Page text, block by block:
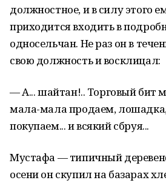
должностное, и в силу этого
приходится входить в
односельчан. Не раз он в
свою должность и восклицал:
— А... шайтан!.. Торговый бит
мала-мала продаем, лошадка,
покупаем... и всякий сбруя...
Мустафа — типичный
осени он скупил на базарах